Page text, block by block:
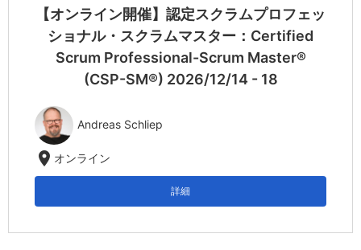
【オンライン開催】認定スクラムプロフェッ
ショナル・スクラムマスター：Certified
Scrum Professional-Scrum Master®
(CSP-SM®) 2026/12/14 - 18
Andreas Schliep
location_on オンライン
詳細